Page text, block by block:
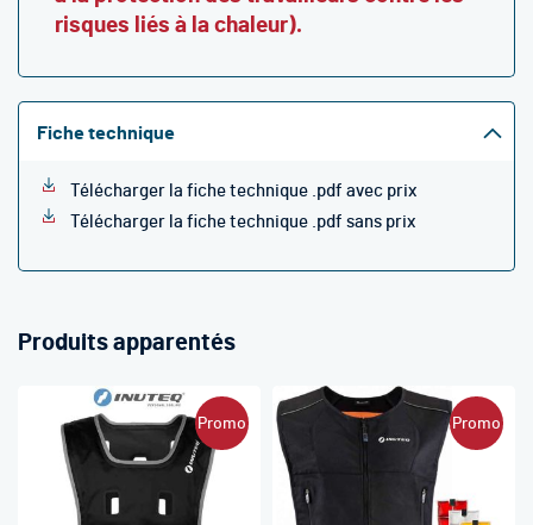
risques liés à la chaleur).
Fiche technique
Télécharger la fiche technique .pdf avec prix
Télécharger la fiche technique .pdf sans prix
Produits apparentés
Promo Promo